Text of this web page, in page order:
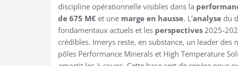
discipline opérationnelle visibles dans la
de 675 M€ et une marge en hausse. L’analyse du
fondamentaux actuels et les perspectives 2025-
crédibles. Imerys reste, en substance, un leader
pôles Performance Minerals et High Temperature